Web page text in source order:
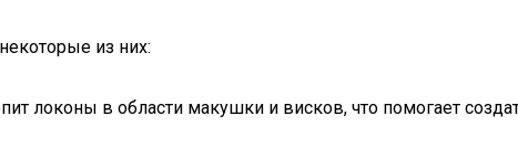
из них:
локоны в области макушки и висков, что помогает